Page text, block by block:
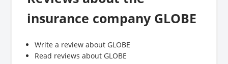
insurance company GLOBE
Write a review about GLOBE
Read reviews about GLOBE